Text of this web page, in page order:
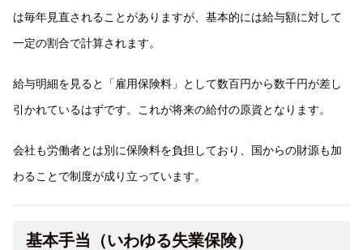
は毎年見直されることがありますが、基本的には給与額に対して
一定の割合で計算されます。
給与明細を見ると「雇用保険料」として数百円から数千円が差し
引かれているはずです。これが将来の給付の原資となります。
会社も労働者とは別に保険料を負担しており、国からの財源も加
わることで制度が成り立っています。
基本手当（いわゆる失業保険）